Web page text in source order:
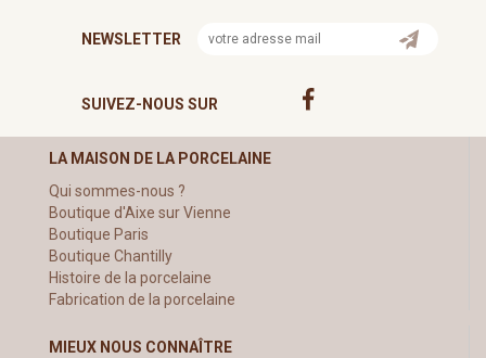
NEWSLETTER
SUIVEZ-NOUS SUR
LA MAISON DE LA PORCELAINE
Qui sommes-nous ?
Boutique d'Aixe sur Vienne
Boutique Paris
Boutique Chantilly
Histoire de la porcelaine
Fabrication de la porcelaine
MIEUX NOUS CONNAÎTRE